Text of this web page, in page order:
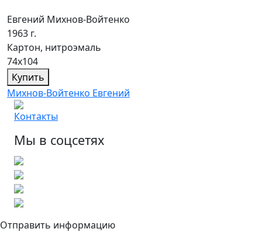
Евгений Михнов-Войтенко
1963 г.
Картон, нитроэмаль
74х104
Купить
Михнов-Войтенко Евгений
Контакты
Мы в соцсетях
Отправить информацию